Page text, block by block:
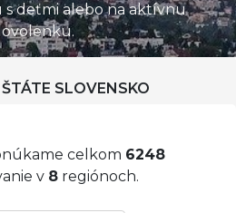
s deťmi alebo na aktívnu
SLOVENSKO
celkom 6248
v 8 regiónoch.